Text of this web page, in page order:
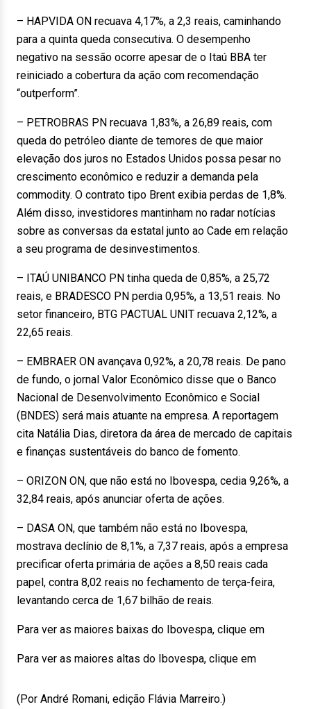
– HAPVIDA ON recuava 4,17%, a 2,3 reais, caminhando
para a quinta queda consecutiva. O desempenho
negativo na sessão ocorre apesar de o Itaú BBA ter
reiniciado a cobertura da ação com recomendação
“outperform”.
– PETROBRAS PN recuava 1,83%, a 26,89 reais, com
queda do petróleo diante de temores de que maior
elevação dos juros no Estados Unidos possa pesar no
crescimento econômico e reduzir a demanda pela
commodity. O contrato tipo Brent exibia perdas de 1,8%.
Além disso, investidores mantinham no radar notícias
sobre as conversas da estatal junto ao Cade em relação
a seu programa de desinvestimentos.
– ITAÚ UNIBANCO PN tinha queda de 0,85%, a 25,72
reais, e BRADESCO PN perdia 0,95%, a 13,51 reais. No
setor financeiro, BTG PACTUAL UNIT recuava 2,12%, a
22,65 reais.
– EMBRAER ON avançava 0,92%, a 20,78 reais. De pano
de fundo, o jornal Valor Econômico disse que o Banco
Nacional de Desenvolvimento Econômico e Social
(BNDES) será mais atuante na empresa. A reportagem
cita Natália Dias, diretora da área de mercado de capitais
e finanças sustentáveis do banco de fomento.
– ORIZON ON, que não está no Ibovespa, cedia 9,26%, a
32,84 reais, após anunciar oferta de ações.
– DASA ON, que também não está no Ibovespa,
mostrava declínio de 8,1%, a 7,37 reais, após a empresa
precificar oferta primária de ações a 8,50 reais cada
papel, contra 8,02 reais no fechamento de terça-feira,
levantando cerca de 1,67 bilhão de reais.
Para ver as maiores baixas do Ibovespa, clique em
Para ver as maiores altas do Ibovespa, clique em
(Por André Romani, edição Flávia Marreiro.)